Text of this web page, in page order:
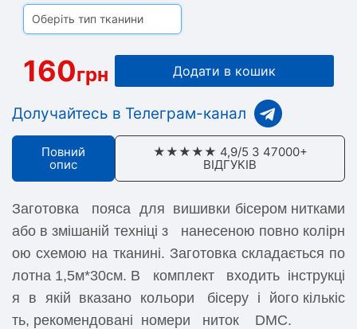
Оберіть тип тканини
160грн Додати в кошик
Долучайтесь в Телеграм-канал
Повний
опис
★★★★★ 4,9/5 З 47000+
ВІДГУКІВ
Заготовка пояса для вишивки бісеромнитками
або в змішаній техніці з нанесеною повно колірн
ою схемою на тканині. Заготовка складається по
лотна 1,5м*30см. В комплект входить інструкці
я в якій вказано кольори бісеру і його кількіс
ть, рекомендовані номери ниток DMC.